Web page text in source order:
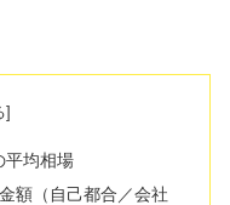
平均相場
額（自己都合／会社